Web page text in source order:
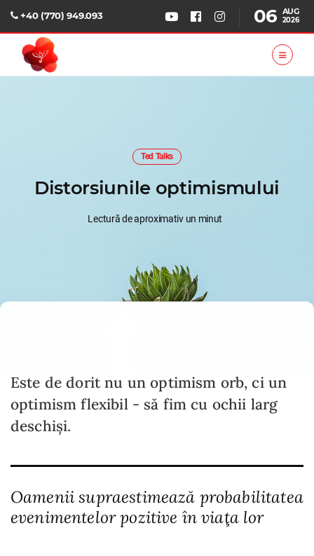
+40 (770) 949.093 06 AUG
2026
Ted Talks
Distorsiunile optimismului
Lectură de aproximativ un minut
Este de dorit nu un optimism orb, ci un
optimism flexibil - să fim cu ochii larg
deschiși.
Oamenii supraestimează probabilitatea
evenimentelor pozitive în viaţa lor